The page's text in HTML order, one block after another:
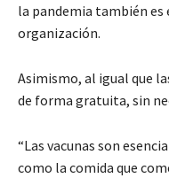
la pandemia también es
organización.
Asimismo, al igual que
de forma gratuita, sin
“Las vacunas son
como la comida que